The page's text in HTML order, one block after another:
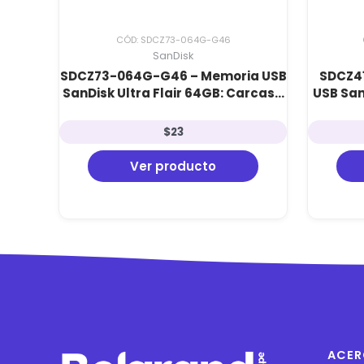
CÓD: SDCZ73-064G-G46
SanDisk
SDCZ73-064G-G46 – Memoria USB
SanDisk Ultra Flair 64GB: Carcasa
150 MB/s
$23
Ver producto
USB